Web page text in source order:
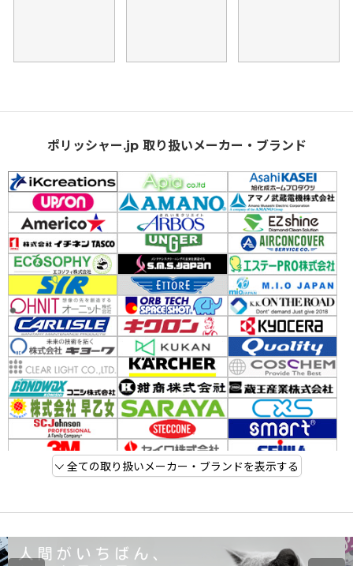
ポリッシャー.jp 取り扱いメーカー・ブランド
全ての取り扱いメーカー・ブランドを表示する